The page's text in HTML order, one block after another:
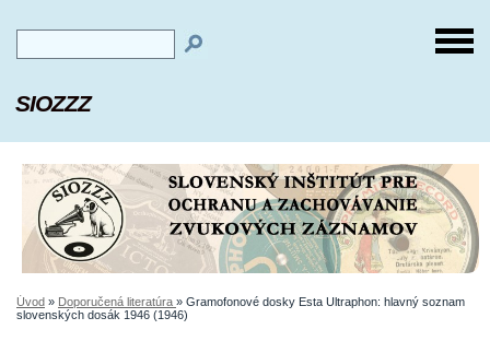
SIOZZZ
Úvod » Doporučená literatúra » Gramofonové dosky Esta Ultraphon: hlavný soznam
slovenských dosák 1946 (1946)